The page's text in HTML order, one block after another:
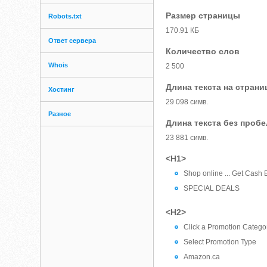
Robots.txt
Ответ сервера
Whois
Хостинг
Разное
Размер страницы
170.91 КБ
Количество слов
2 500
Длина текста на
29 098 симв.
Длина текста без
23 881 симв.
<H1>
Shop online ... Get Cash
SPECIAL DEALS
<H2>
Click a Promotion
Select Promotion Type
Amazon.ca